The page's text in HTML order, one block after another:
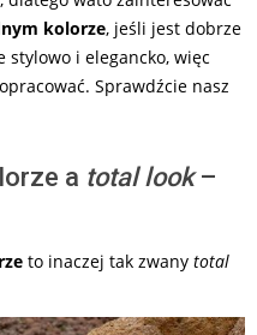
kolorze, jeśli jest dobrze
i elegancko, więc
Sprawdźcie nasz
a total look–
to inaczej tak zwany total